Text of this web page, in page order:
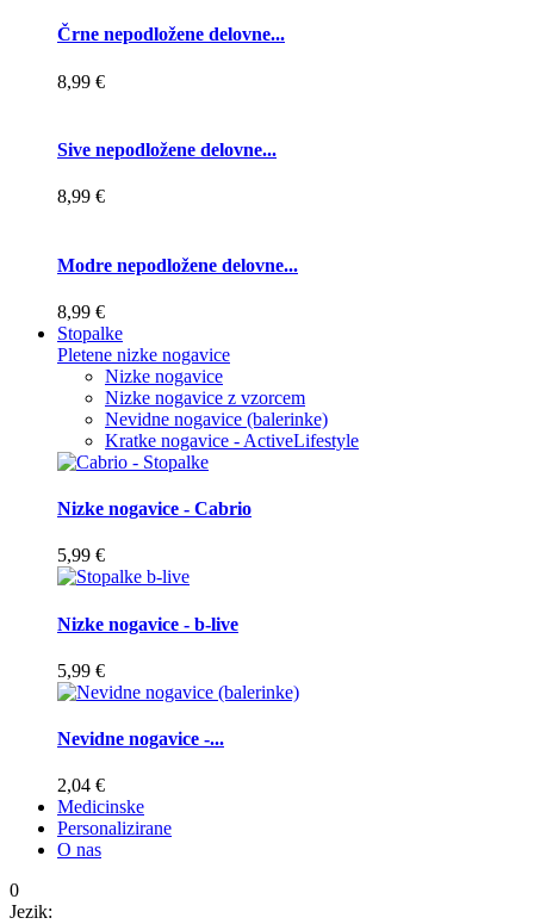
Črne nepodložene delovne...
8,99 €
Sive nepodložene delovne...
8,99 €
Modre nepodložene delovne...
8,99 €
Stopalke
Pletene nizke nogavice
Nizke nogavice
Nizke nogavice z vzorcem
Nevidne nogavice (balerinke)
Kratke nogavice - ActiveLifestyle
Nizke nogavice - Cabrio
5,99 €
Nizke nogavice - b-live
5,99 €
Nevidne nogavice -...
2,04 €
Medicinske
Personalizirane
O nas
0
Jezik: